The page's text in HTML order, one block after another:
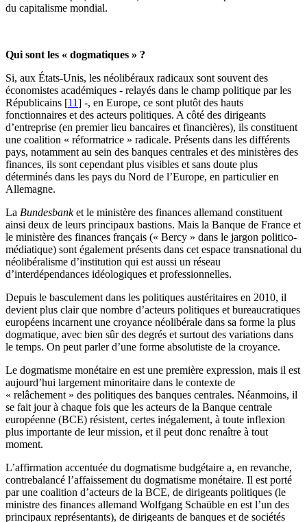
du capitalisme mondial.
Qui sont les « dogmatiques » ?
Si, aux États-Unis, les néolibéraux radicaux sont souvent des
économistes académiques - relayés dans le champ politique par les
Républicains [11] -, en Europe, ce sont plutôt des hauts
fonctionnaires et des acteurs politiques. A côté des dirigeants
d’entreprise (en premier lieu bancaires et financières), ils constituent
une coalition « réformatrice » radicale. Présents dans les différents
pays, notamment au sein des banques centrales et des ministères des
finances, ils sont cependant plus visibles et sans doute plus
déterminés dans les pays du Nord de l’Europe, en particulier en
Allemagne.
La Bundesbanket le ministère des finances allemand constituent
ainsi deux de leurs principaux bastions. Mais la Banque de France et
le ministère des finances français (« Bercy » dans le jargon politico-
médiatique) sont également présents dans cet espace transnational du
néolibéralisme d’institution qui est aussi un réseau
d’interdépendances idéologiques et professionnelles.
Depuis le basculement dans les politiques austéritaires en 2010, il
devient plus clair que nombre d’acteurs politiques et bureaucratiques
européens incarnent une croyance néolibérale dans sa forme la plus
dogmatique, avec bien sûr des degrés et surtout des variations dans
le temps. On peut parler d’une forme absolutiste de la croyance.
Le dogmatisme monétaire en est une première expression, mais il est
aujourd’hui largement minoritaire dans le contexte de
« relâchement » des politiques des banques centrales. Néanmoins, il
se fait jour à chaque fois que les acteurs de la Banque centrale
européenne (BCE) résistent, certes inégalement, à toute inflexion
plus importante de leur mission, et il peut donc renaître à tout
moment.
L’affirmation accentuée du dogmatisme budgétaire a, en revanche,
contrebalancé l’affaissement du dogmatisme monétaire. Il est porté
par une coalition d’acteurs de la BCE, de dirigeants politiques (le
ministre des finances allemand Wolfgang Schaüble en est l’un des
principaux représentants), de dirigeants de banques et de sociétés